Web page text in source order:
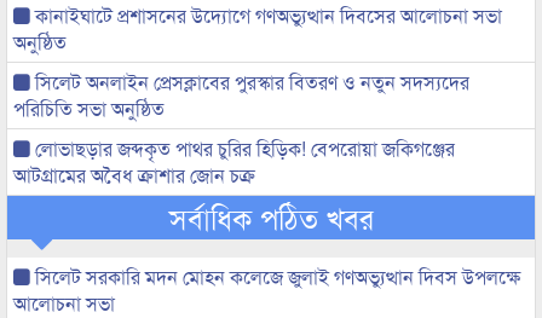
কানাইঘাটে প্রশাসনের উদ্যোগে গণঅভ্যুত্থান দিবসের আলোচনা সভা
অনুষ্ঠিত
সিলেট অনলাইন প্রেসক্লাবের পুরস্কার বিতরণ ও নতুন সদস্যদের
পরিচিতি সভা অনুষ্ঠিত
লোভাছড়ার জব্দকৃত পাথর চুরির হিড়িক! বেপরোয়া জকিগঞ্জের
আটগ্রামের অবৈধ ক্রাশার জোন চক্র
সর্বাধিক পঠিত খবর
সিলেট সরকারি মদন মোহন কলেজে জুলাই গণঅভ্যুত্থান দিবস উপলক্ষে
আলোচনা সভা